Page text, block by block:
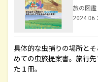
旅の図鑑
具体的な虫捕りの場所と
めての虫旅提案書。旅行
た１冊。